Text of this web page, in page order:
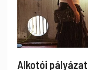
Alkotói